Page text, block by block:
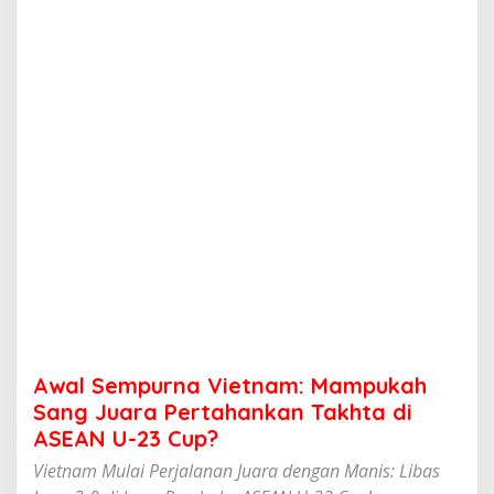
a
n
g
J
u
a
Awal Sempurna Vietnam: Mampukah
Sang Juara Pertahankan Takhta di
ASEAN U-23 Cup?
Vietnam Mulai Perjalanan Juara dengan Manis: Libas